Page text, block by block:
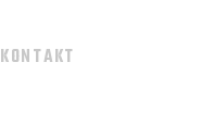
KONTAKT